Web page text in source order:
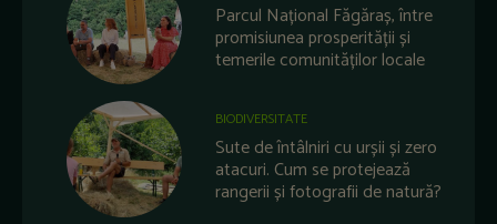
Parcul Național Făgăraș, între
promisiunea prosperității și
temerile comunităților locale
BIODIVERSITATE
Sute de întâlniri cu urșii și zero
atacuri. Cum se protejează
rangerii și fotografii de natură?